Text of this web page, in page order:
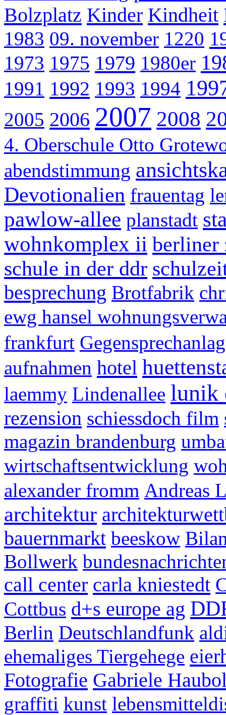
Bolzplatz Kinder Kindheit
1983 09. november 1220
1973 1975 1979 1980er
1991 1992 1993 1994
2005 2006 2007 2008
4. Oberschule Otto
abendstimmung
Devotionalien frauentag
pawlow-allee planstadt
wohnkomplex ii berliner
schule in der ddr
besprechung Brotfabrik
ewg hansel
frankfurt
aufnahmen hotel
laemmy Lindenallee lunik
rezension schiessdoch film
magazin brandenburg
wirtschaftsentwicklung
alexander fromm Andreas
architektur
bauernmarkt beeskow
Bollwerk
call center carla kniestedt
Cottbus d+s europe ag
Berlin Deutschlandfunk
ehemaliges Tiergehege
Fotografie Gabriele
graffiti kunst